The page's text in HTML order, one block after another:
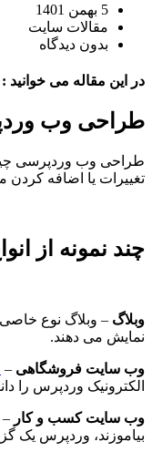
5 بهمن 1401
مقالات سایت
بدون دیدگاه
در این مقاله می خوانید :
طراحی وب
تغییرات یا اضافه
چند نمونه از
وبلاگ – وبلاگ نوع
نمایش می دهند.
وب سایت فروشگاهی –
الکترونیک وردپرس را
وب سایت کسب و کار –
بیاموزند، وردپرس یک